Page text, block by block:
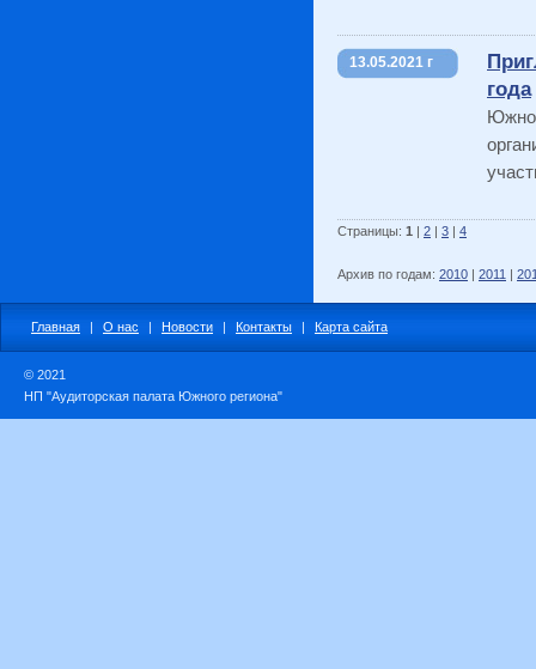
13.05.2021 г
года
Страницы: 1 | 2 | 3 | 4
Архив по годам: 2010 | 2011 |
Главная | О нас | Новости | Контакты | Карта сайта
© 2021
НП "Аудиторская палата Южного региона"